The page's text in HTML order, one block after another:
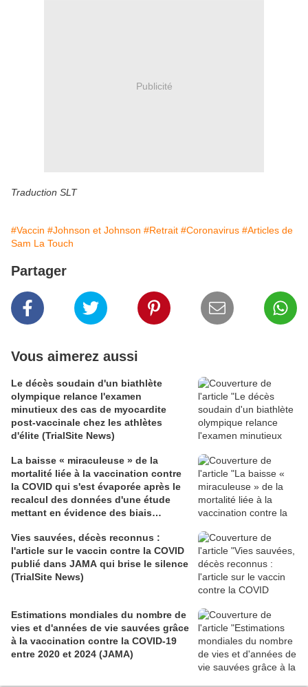
Publicité
Traduction SLT
#Vaccin #Johnson et Johnson #Retrait #Coronavirus #Articles de
Sam La Touch
Partager
Vous aimerez aussi
Le décès soudain d'un biathlète
olympique relance l'examen
minutieux des cas de myocardite
post-vaccinale chez les athlètes
d'élite (TrialSite News)
La baisse « miraculeuse » de la
mortalité liée à la vaccination contre
la COVID qui s'est évaporée après le
recalcul des données d'une étude
mettant en évidence des biais
Vies sauvées, décès reconnus :
l'article sur le vaccin contre la COVID
publié dans JAMA qui brise le silence
(TrialSite News)
Estimations mondiales du nombre de
vies et d'années de vie sauvées grâce
à la vaccination contre la COVID-19
entre 2020 et 2024 (JAMA)